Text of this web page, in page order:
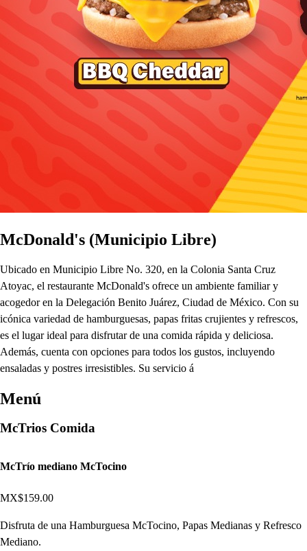
McDonald's (Municipio Libre)
Ubicado en Municipio Libre No. 320, en la Colonia Santa Cruz
Atoyac, el restaurante McDonald's ofrece un ambiente familiar y
acogedor en la Delegación Benito Juárez, Ciudad de México. Con su
icónica variedad de hamburguesas, papas fritas crujientes y refrescos,
es el lugar ideal para disfrutar de una comida rápida y deliciosa.
Además, cuenta con opciones para todos los gustos, incluyendo
ensaladas y postres irresistibles. Su servicio á
Menú
McTrios Comida
McTrío mediano McTocino
MX$159.00
Disfruta de una Hamburguesa McTocino, Papas Medianas y Refresco
Mediano.